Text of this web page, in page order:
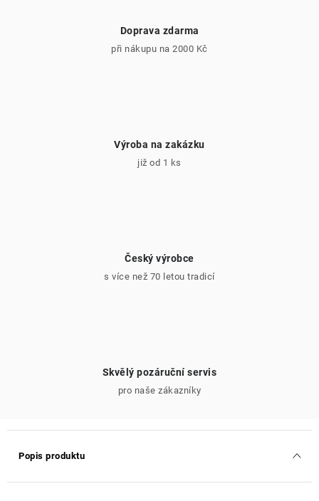
Doprava zdarma
při nákupu na 2000 Kč
Výroba na zakázku
již od 1 ks
Český výrobce
s více než 70 letou tradicí
Skvělý pozáruční servis
pro naše zákazníky
Popis produktu